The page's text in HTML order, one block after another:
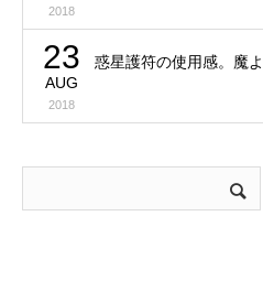
2018
23
AUG
2018
惑星護符の使用感。魔